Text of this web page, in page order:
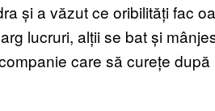
și a văzut ce oribilități fac
lucruri, alții se bat și
care să curețe